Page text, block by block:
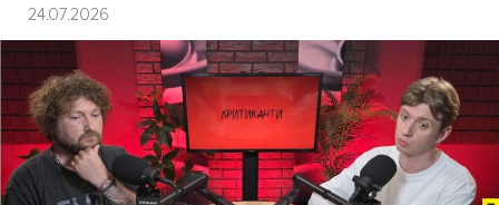
24.07.2026